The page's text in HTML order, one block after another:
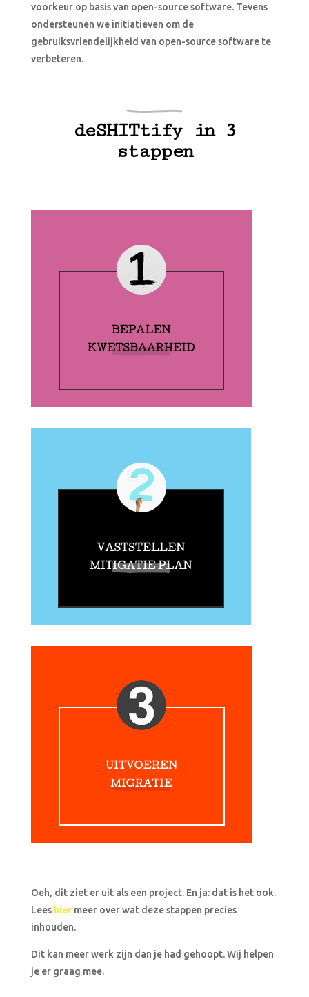
voorkeur op basis van open-source software. Tevens
ondersteunen we initiatieven om de
gebruiksvriendelijkheid van open-source software te
verbeteren.
deSHITtify in 3
stappen
Oeh, dit ziet er uit als een project. En ja: dat is het ook.
Lees hiermeer over wat deze stappen precies
inhouden.
Dit kan meer werk zijn dan je had gehoopt. Wij helpen
je er graag mee.